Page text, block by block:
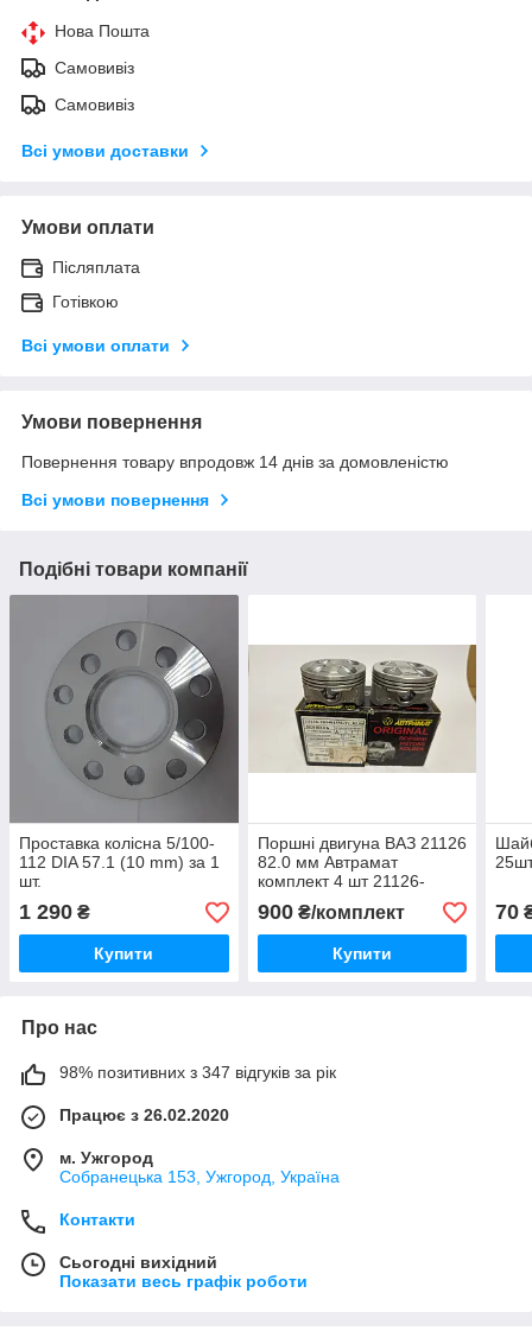
Нова Пошта
Самовивіз
Самовивіз
Всі умови доставки
Умови оплати
Післяплата
Готівкою
Всі умови оплати
Умови повернення
Повернення товару впродовж 14 днів за домовленістю
Всі умови повернення
Подібні товари компанії
Проставка колісна 5/100-
112 DIA 57.1 (10 mm) за 1
шт.
1 290 ₴
Купити
Поршні двигуна ВАЗ 21126
82.0 мм Автрамат
комплект 4 шт 21126-
1004015М-У
900₴/комплект
Купити
70
Про нас
98% позитивних з 347 відгуків за рік
Працює з 26.02.2020
м. Ужгород
Собранецька 153, Ужгород, Україна
Контакти
Сьогодні вихідний
Показати весь графік роботи